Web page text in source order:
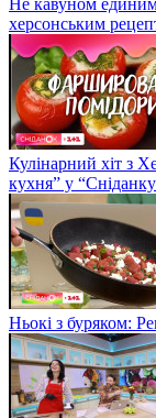
херсонським
Кулінарний хіт з
кухня” у
Ньокі з буряком: